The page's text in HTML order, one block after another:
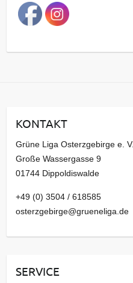
a
g
a
v
KONTAKT
Grüne Liga Osterzgebirge e. V.
Große Wassergasse 9
01744 Dippoldiswalde
+49 (0) 3504 / 618585
osterzgebirge@grueneliga.de
SERVICE